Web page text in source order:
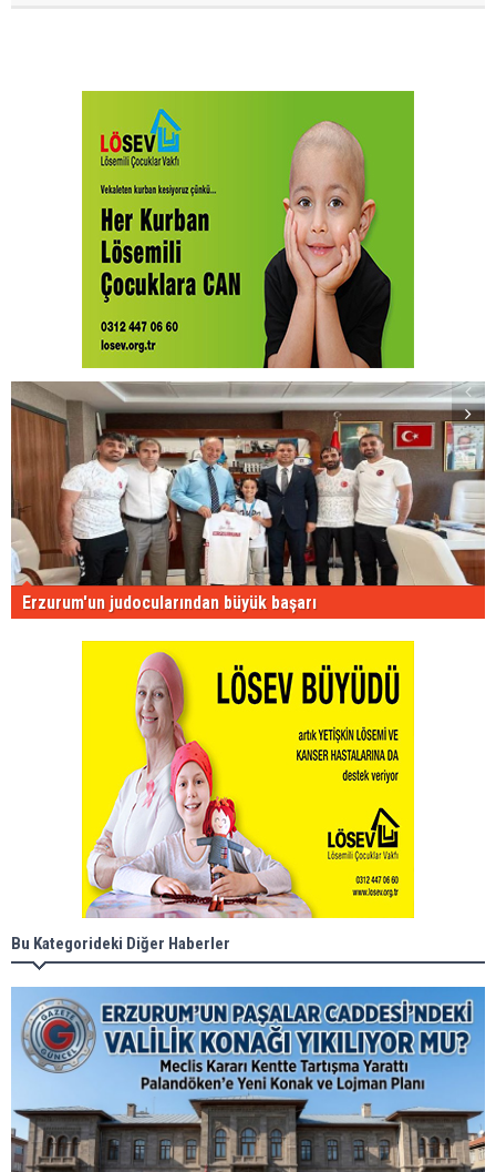
Erzurum'un judocularından büyük başarı
Bu Kategorideki Diğer Haberler